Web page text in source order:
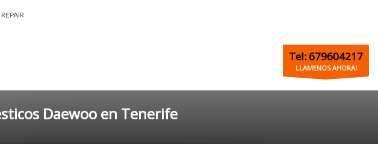
Tel: 679604217
LLAMENOS AHORA!
Daewoo en Tenerife